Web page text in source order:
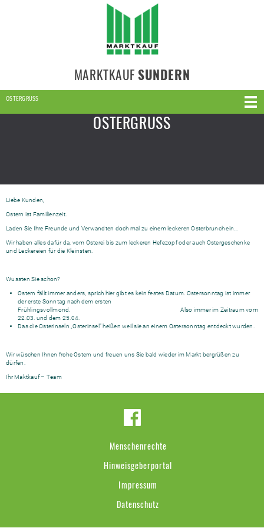
MARKTKAUF SUNDERN
OSTERGRUSS
OSTERGRUSS
Liebe Kunden,
Ostern ist Familienzeit.
Laden Sie Ihre Freunde und Verwandten doch mal zu einem leckeren Osterbrunch ein…
Wir haben alles dafür da, vom Osterei bis zum leckeren Hefezopf oder auch Ostergeschenke
und Leckereien für die Kleinsten.
Wussten Sie schon?
Ostern fällt immer anders, sprich hier gibt es kein festes Datum. Ostersonntag ist immer
der erste Sonntag nach dem ersten
Frühlingsvollmond. Also immer im Zeitraum vom
22.03. und dem 25.04.
Das die Osterinseln „Osterinsel“ heißen weil sie an einem Ostersonntag entdeckt wurden.
Wir wüschen Ihnen frohe Ostern und freuen uns Sie bald wieder im Markt bergrüßen zu
dürfen.
Ihr Maktkauf – Team
Menschenrechte
Hinweisgeberportal
Impressum
Datenschutz